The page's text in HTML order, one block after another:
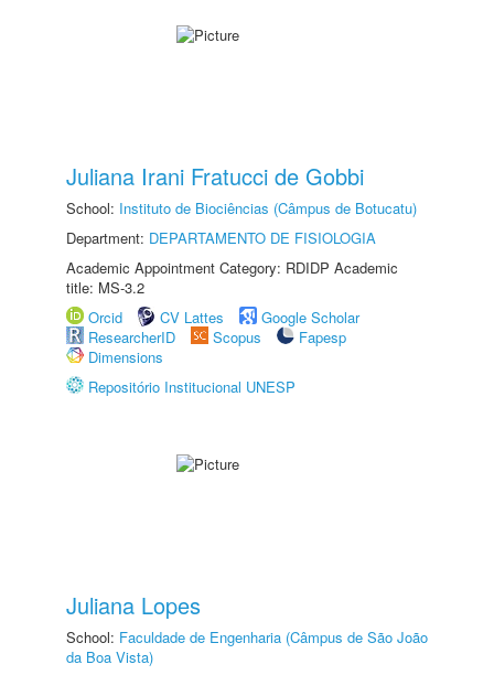
Juliana Irani Fratucci de Gobbi
School: Instituto de Biociências (Câmpus de Botucatu)
Department: DEPARTAMENTO DE FISIOLOGIA
Academic Appointment Category: RDIDP Academic
title: MS-3.2
Orcid
CV Lattes
Google Scholar
ResearcherID
Scopus
Fapesp
Dimensions
Repositório Institucional UNESP
Juliana Lopes
School: Faculdade de Engenharia (Câmpus de São João
da Boa Vista)